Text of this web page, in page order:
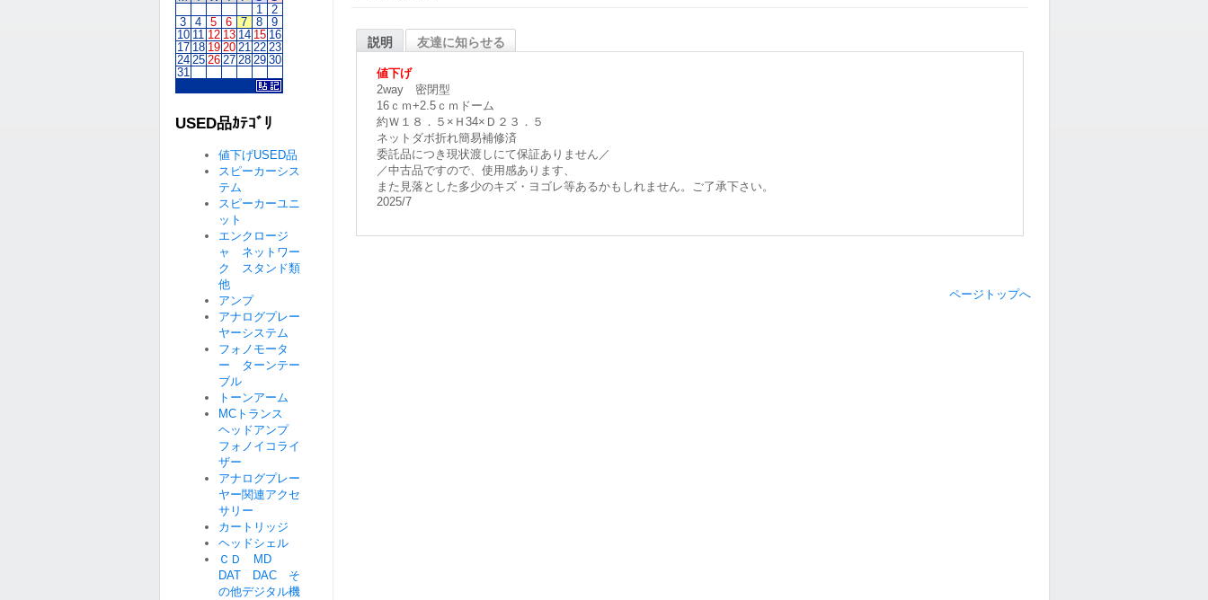
説明 友達に知らせる
値下げ
2way 密閉型
16ｃｍ+2.5ｃｍドーム
約Ｗ１８．５×Ｈ34×Ｄ２３．５
ネットダボ折れ簡易補修済
委託品につき現状渡しにて保証ありません／
／中古品ですので、使用感あります、
また見落とした多少のキズ・ヨゴレ等あるかもしれません。ご了承下さい。
2025/7
ページトップへ
1
2
3
4 5 6 7 8
9
10 11 12 13 14 15 16
17 18 19 20 21 22 23
24 25 26 27 28 29 30
31
USED品ｶﾃｺﾞﾘ
値下げUSED品
スピーカーシス
テム
スピーカーユニ
ット
エンクロージ
ャ ネットワー
ク スタンド類
他
アンプ
アナログプレー
ヤーシステム
フォノモータ
ー ターンテー
ブル
トーンアーム
MCトランス
ヘッドアンプ
フォノイコライ
ザー
アナログプレー
ヤー関連アクセ
サリー
カートリッジ
ヘッドシェル
ＣＤ MD
DAT DAC そ
の他デジタル機